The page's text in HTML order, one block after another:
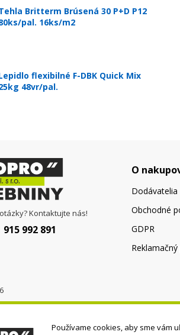
Britterm Brúsená 30 P+D P12
pal. 16ks/m2
flexibilné F-DBK Quick Mix
48vr/pal.
Kontaktujte nás!
915 992 891
O
Dodávatelia
Obchodné
GDPR
Používame cookies, aby sme vám